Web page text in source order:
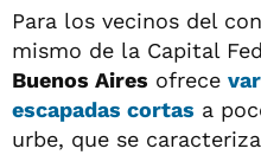
Para los vecinos del
mismo de la Capital
Buenos Aires ofrece
escapadas cortas a
urbe, que se